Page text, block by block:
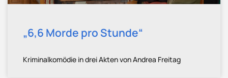
„6,6 Morde pro Stunde“
Kriminalkomödie in drei Akten von Andrea Freitag